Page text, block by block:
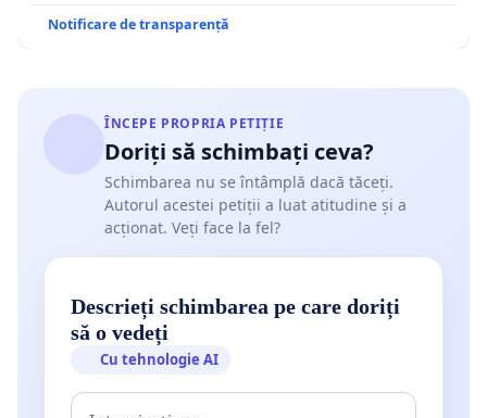
Notificare de transparență
ÎNCEPE PROPRIA PETIȚIE
Doriți să schimbați ceva?
Schimbarea nu se întâmplă dacă tăceți.
Autorul acestei petiții a luat atitudine și a
acționat. Veți face la fel?
Descrieți schimbarea pe care doriți
să o vedeți
Cu tehnologie AI